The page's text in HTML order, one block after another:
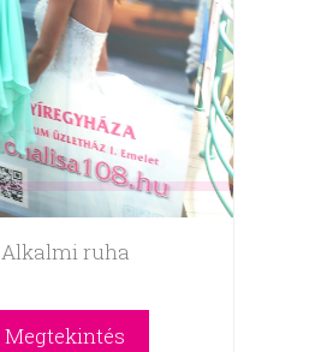
Alkalmi ruha
Megtekintés